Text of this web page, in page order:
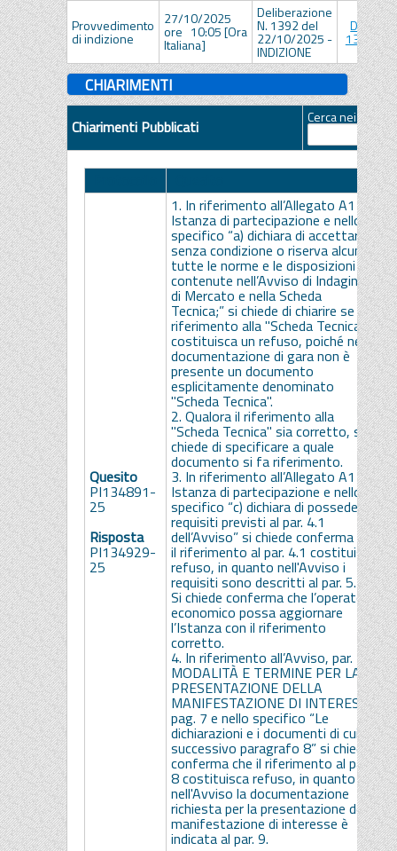
Provvedimento
di indizione
27/10/2025
ore 10:05 [Ora
Italiana]
Deliberazione
N. 1392 del
22/10/2025 -
INDIZIONE
CHIARIMENTI
Chiarimenti Pubblicati Cerca nei quesiti
Quesito
PI134891-
25
Risposta
PI134929-
25
1. In riferimento all’Allegato A1 -
Istanza di partecipazione e nello
specifico “a) dichiara di accettare,
senza condizione o riserva alcuna,
tutte le norme e le disposizioni
contenute nell’Avviso di Indagine
di Mercato e nella Scheda
Tecnica;” si chiede di chiarire se il
riferimento alla "Scheda Tecnica"
costituisca un refuso, poiché nella
documentazione di gara non è
presente un documento
esplicitamente denominato
"Scheda Tecnica".
2. Qualora il riferimento alla
"Scheda Tecnica" sia corretto, si
chiede di specificare a quale
documento si fa riferimento.
3. In riferimento all’Allegato A1 -
Istanza di partecipazione e nello
specifico “c) dichiara di possedere i
requisiti previsti al par. 4.1
dell’Avviso” si chiede conferma che
il riferimento al par. 4.1 costituisca
refuso, in quanto nell'Avviso i
requisiti sono descritti al par. 5.1.
Si chiede conferma che l’operatore
economico possa aggiornare
l’Istanza con il riferimento
corretto.
4. In riferimento all’Avviso, par. 7
MODALITÀ E TERMINE PER LA
PRESENTAZIONE DELLA
MANIFESTAZIONE DI INTERESSE
pag. 7 e nello specifico “Le
dichiarazioni e i documenti di cui al
successivo paragrafo 8” si chiede
conferma che il riferimento al par.
8 costituisca refuso, in quanto
nell'Avviso la documentazione
richiesta per la presentazione della
manifestazione di interesse è
indicata al par. 9.